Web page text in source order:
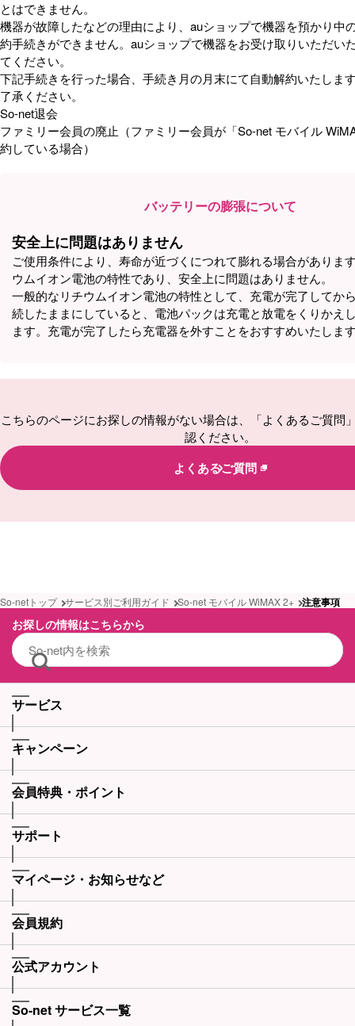
とはできません。
機器が故障したなどの理由により、auショップで機器を預かり中
約手続きができません。auショップで機器をお受け取りいただい
てください。
下記手続きを行った場合、手続き月の月末にて自動解約いたしま
了承ください。
So-net退会
ファミリー会員の廃止（ファミリー会員が「So-net モバイル
約している場合）
バッテリーの膨張について
安全上に問題はありません
ご使用条件により、寿命が近づくにつれて膨れる場合がありま
ウムイオン電池の特性であり、安全上に問題はありません。
一般的なリチウムイオン電池の特性として、充電が完了してか
続したままにしていると、電池パックは充電と放電をくりかえ
ます。充電が完了したら充電器を外すことをおすすめいたしま
こちらのページにお探しの情報がない場合は、「よくあるご質問
認ください。
よくあるご質問
So-netトップ サービス別ご利用ガイド So-net モバイル WiMAX 2+ 注意事項
お探しの情報はこちらから
サービス
キャンペーン
会員特典・ポイント
サポート
マイページ・お知らせなど
会員規約
公式アカウント
So-net サービス一覧